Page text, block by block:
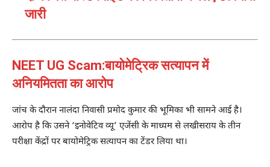
जारी
NEET UG Scam:बायोमेट्रिक सत्यापन में
अनियमितता का आरोप
जांच के दौरान नालंदा निवासी प्रमोद कुमार की भूमिका भी सामने आई है।
आरोप है कि उसने ‘इनोवेटिव व्यू’ एजेंसी के माध्यम से लखीसराय के तीन
परीक्षा केंद्रों पर बायोमेट्रिक सत्यापन का टेंडर लिया था।